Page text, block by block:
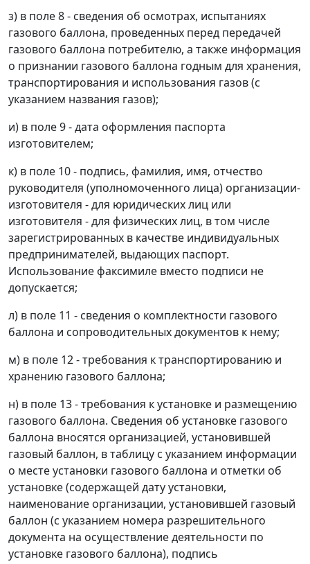
з) в поле 8 - сведения об осмотрах, испытаниях
газового баллона, проведенных перед передачей
газового баллона потребителю, а также информация
о признании газового баллона годным для хранения,
транспортирования и использования газов (с
указанием названия газов);
и) в поле 9 - дата оформления паспорта
изготовителем;
к) в поле 10 - подпись, фамилия, имя, отчество
руководителя (уполномоченного лица) организации-
изготовителя - для юридических лиц или
изготовителя - для физических лиц, в том числе
зарегистрированных в качестве индивидуальных
предпринимателей, выдающих паспорт.
Использование факсимиле вместо подписи не
допускается;
л) в поле 11 - сведения о комплектности газового
баллона и сопроводительных документов к нему;
м) в поле 12 - требования к транспортированию и
хранению газового баллона;
н) в поле 13 - требования к установке и размещению
газового баллона. Сведения об установке газового
баллона вносятся организацией, установившей
газовый баллон, в таблицу с указанием информации
о месте установки газового баллона и отметки об
установке (содержащей дату установки,
наименование организации, установившей газовый
баллон (с указанием номера разрешительного
документа на осуществление деятельности по
установке газового баллона), подпись